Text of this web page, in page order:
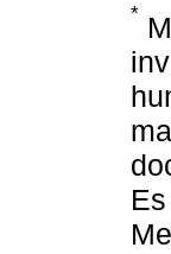
*